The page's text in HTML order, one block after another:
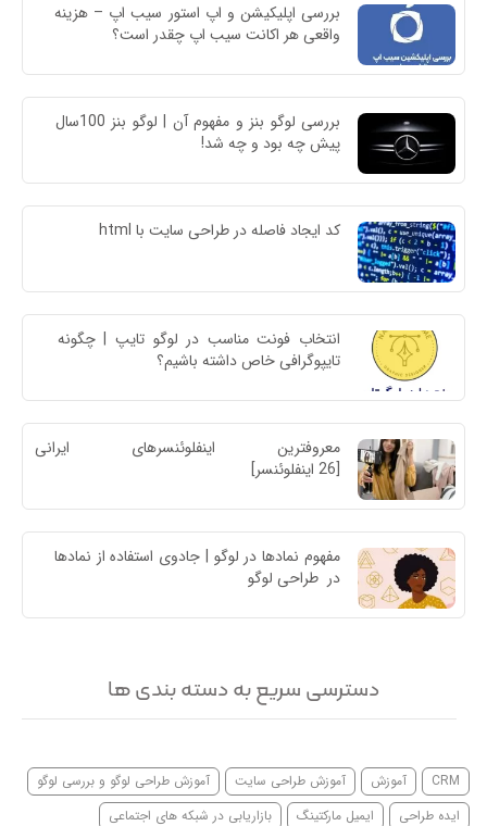
بررسی اپلیکیشن و اپ استور سیب اپ – هزینه
واقعی هر اکانت سیب اپ چقدر است؟
بررسی لوگو بنز و مفهوم آن | لوگو بنز 100سال
پیش چه بود و چه شد!
کد ایجاد فاصله در طراحی سایت با html
انتخاب فونت مناسب در لوگو تایپ | چگونه
تایپوگرافی خاص داشته باشیم؟
معروفترین اینفلوئنسرهای
[26 اینفلوئنسر]
مفهوم نمادها در لوگو | جادوی استفاده از نمادها
در  طراحی لوگو
دسترسی سریع به دسته بندی ها
CRM آموزش آموزش طراحی سایت
آموزش طراحی لوگو و بررسی لوگو
ایده طراحی
ایمیل مارکتینگ بازاریابی در شبکه های اجتماعی